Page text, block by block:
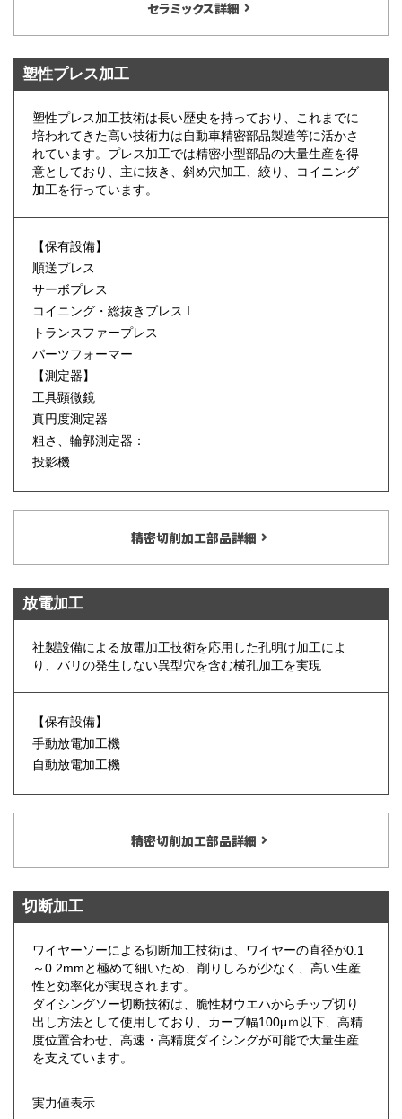
セラミックス詳細
塑性プレス加工
塑性プレス加工技術は長い歴史を持っており、これまでに
培われてきた高い技術力は自動車精密部品製造等に活かさ
れています。プレス加工では精密小型部品の大量生産を得
意としており、主に抜き、斜め穴加工、絞り、コイニング
加工を行っています。
【保有設備】
順送プレス
サーボプレス
コイニング・総抜きプレス I
トランスファープレス
パーツフォーマー
【測定器】
工具顕微鏡
真円度測定器
粗さ、輪郭測定器：
投影機
精密切削加工部品詳細
放電加工
社製設備による放電加工技術を応用した孔明け加工によ
り、バリの発生しない異型穴を含む横孔加工を実現
【保有設備】
手動放電加工機
自動放電加工機
精密切削加工部品詳細
切断加工
ワイヤーソーによる切断加工技術は、ワイヤーの直径が0.1
～0.2mmと極めて細いため、削りしろが少なく、高い生産
性と効率化が実現されます。
ダイシングソー切断技術は、脆性材ウエハからチップ切り
出し方法として使用しており、カーブ幅100μｍ以下、高精
度位置合わせ、高速・高精度ダイシングが可能で大量生産
を支えています。
実力値表示